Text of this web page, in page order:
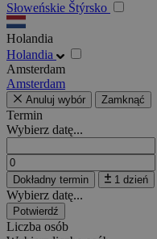
Słoweńskie Štýrsko
Holandia
Holandia
Amsterdam
Amsterdam
Anuluj wybór Zamknąć
Termin
Wybierz datę...
Dokładny termin 1 dzień
Wybierz datę...
Potwierdź
Liczba osób